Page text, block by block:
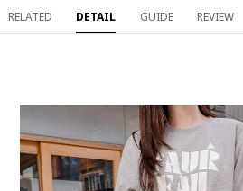
RELATED DETAIL GUIDE REVIEW